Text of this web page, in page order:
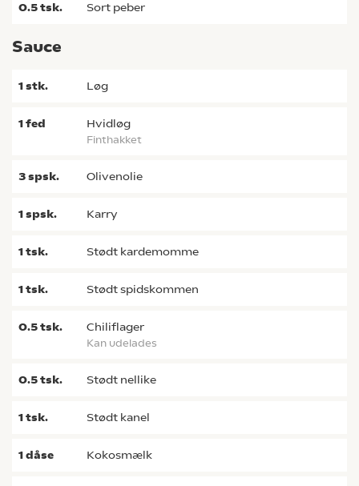
0.5tsk. sort peber
Sauce
1stk. løg
1fed hvidløg
finthakket
3spsk. olivenolie
1spsk. karry
1tsk. stødt kardemomme
1tsk. stødt spidskommen
0.5tsk. chiliflager
kan udelades
0.5tsk. stødt nellike
1tsk. stødt kanel
1dåse kokosmælk